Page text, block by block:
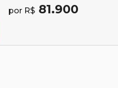
por R$ 81.900